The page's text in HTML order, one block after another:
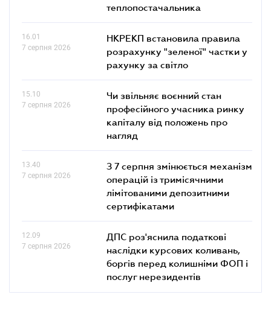
теплопостачальника
16.01
7 серпня 2026
НКРЕКП встановила правила
розрахунку "зеленої" частки у
рахунку за світло
15.10
7 серпня 2026
Чи звільняє воєнний стан
професійного учасника ринку
капіталу від положень про
нагляд
13.40
7 серпня 2026
З 7 серпня змінюється механізм
операцій із тримісячними
лімітованими депозитними
сертифікатами
12.09
7 серпня 2026
ДПС роз'яснила податкові
наслідки курсових коливань,
боргів перед колишніми ФОП і
послуг нерезидентів